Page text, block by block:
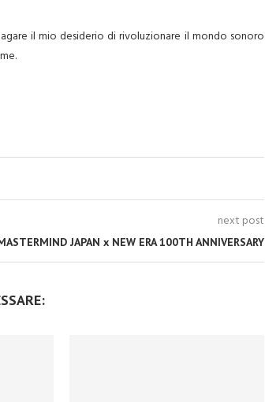
il mio desiderio di rivoluzionare il mondo sonoro
next post
JAPAN x NEW ERA 100TH ANNIVERSARY